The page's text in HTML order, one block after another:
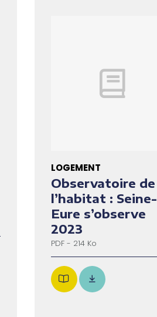
LOGEMENT
Observatoire de
l’habitat : Seine-
Eure s’observe
2023
PDF - 214 Ko